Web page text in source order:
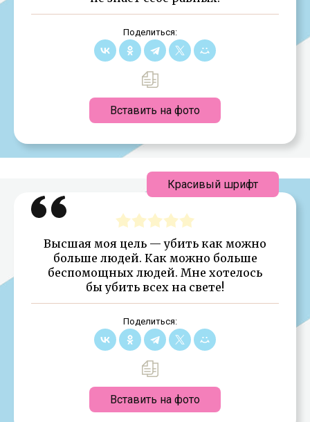
Поделиться:
Вставить на фото
Высшая моя цель — убить как можно
больше людей. Как можно больше
беспомощных людей. Мне хотелось
бы убить всех на свете!
Поделиться:
Вставить на фото
Красивый шрифт